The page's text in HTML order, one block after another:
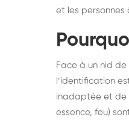
et les personnes
Face à un nid
l’identification
inadaptée et de
essence, feu)